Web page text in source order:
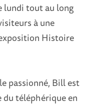
lundi tout au long
à une
Histoire
passionné, Bill est
du téléphérique en